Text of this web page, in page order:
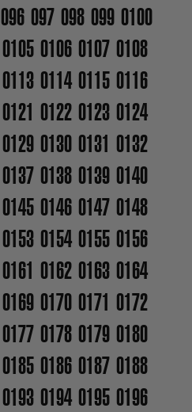
096 097 098 099 0100
0105 0106 0107 0108
0113 0114 0115 0116
0121 0122 0123 0124
0129 0130 0131 0132
0137 0138 0139 0140
0145 0146 0147 0148
0153 0154 0155 0156
0161 0162 0163 0164
0169 0170 0171 0172
0177 0178 0179 0180
0185 0186 0187 0188
0193 0194 0195 0196